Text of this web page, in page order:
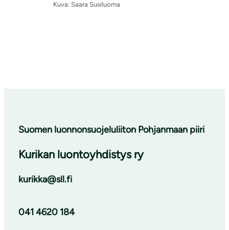
Kuva: Saara Susiluoma
Suomen luonnonsuojeluliiton Pohjanmaan piiri
Kurikan luontoyhdistys ry
kurikka@sll.fi
041 4620 184